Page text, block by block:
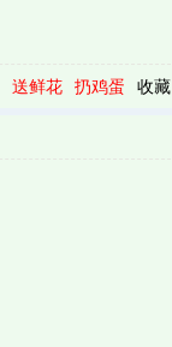
送鲜花 扔鸡蛋 收藏